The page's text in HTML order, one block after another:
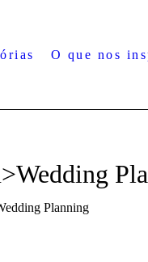
O que nos
Planning